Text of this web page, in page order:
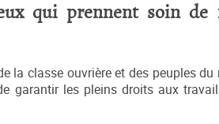
qui prennent soin
la classe ouvrière et des peuples
garantir les pleins droits aux